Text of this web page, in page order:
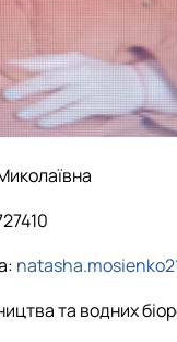
:
та водних